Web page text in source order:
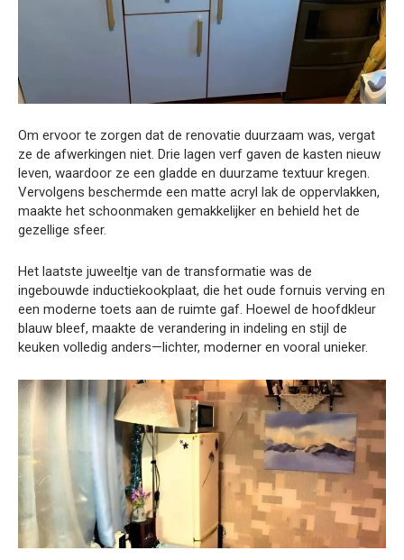
Om ervoor te zorgen dat de renovatie duurzaam was, vergat
ze de afwerkingen niet. Drie lagen verf gaven de kasten nieuw
leven, waardoor ze een gladde en duurzame textuur kregen.
Vervolgens beschermde een matte acryl lak de oppervlakken,
maakte het schoonmaken gemakkelijker en behield het de
gezellige sfeer.
Het laatste juweeltje van de transformatie was de
ingebouwde inductiekookplaat, die het oude fornuis verving en
een moderne toets aan de ruimte gaf. Hoewel de hoofdkleur
blauw bleef, maakte de verandering in indeling en stijl de
keuken volledig anders—lichter, moderner en vooral unieker.